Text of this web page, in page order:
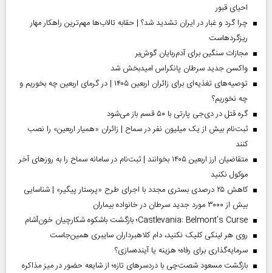
احیای قبور
چرا گرد و غبار در ایران تشدید شد؟ | حقابه تالاب‌ها مهم‌ترین راهکار مهار
ریزگردهاست
مجازات سنگین برای آدم‌ربایان گوش‌بر
واکسن جدید سرطان پانکراس امیدبخش شد
توصیه‌های تغذیه‌ای برای زائران اربعین ۱۴۰۵ | در گرمای اربعین چه بخوریم و
چه نخوریم؟
گره قتل در دی‌جی پارتی با ۵۰ قسم باز می‌شود
ثبت‌نام بیش از یک میلیون نفر در سماح | زائران «همیار اربعین» را نصب
کنند
متقاضیان ارز اربعین ۱۴۰۵ بخوانند | ثبت‌نام در سامانه سماح را به روز‌های آخر
موکول نکنید
کاهش ۲۵ درصدی بستری مجدد با اجرای طرح «پرستار پیگیر» | شناسایی
بیش از ۳۰۰۰ مورد جدید سرطان در خانواده بیماران
Castlevania: Belmont’s Curse؛ بازگشت باشکوه شکارچیان خون‌آشام
روی هر لینکی کلیک نکنید، دام کلاهبرداران سایبری همین‌جاست
سرمایه‌گذاری برای رفاه؛ هزینه یا آینده‌سازی؟
بازگشت مسعود شصت‌چی با دردسر‌های تازه؛ از شایعه حضور در میز مذاکره